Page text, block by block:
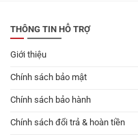
THÔNG TIN HỖ TRỢ
Giới thiệu
Chính sách bảo mật
Chính sách bảo hành
Chính sách đổi trả & hoàn tiền